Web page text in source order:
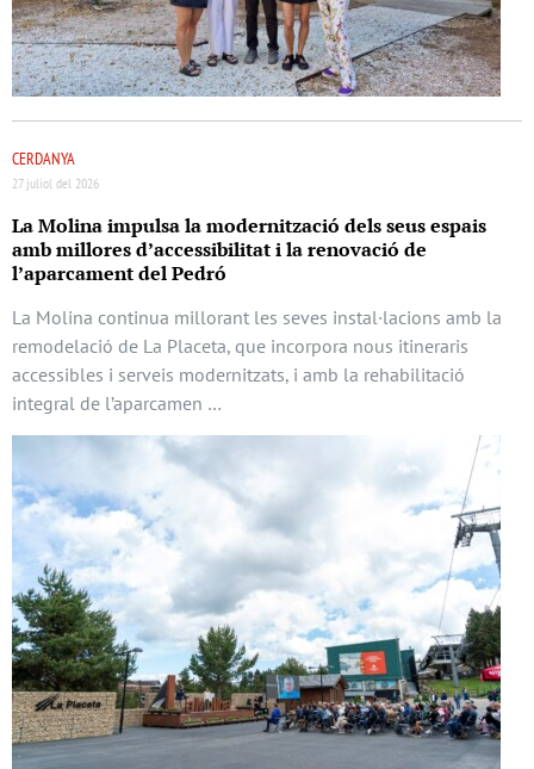
CERDANYA
27 juliol del 2026
La Molina impulsa la modernització dels seus espais
amb millores d’accessibilitat i la renovació de
l’aparcament del Pedró
La Molina continua millorant les seves instal·lacions amb la
remodelació de La Placeta, que incorpora nous itineraris
accessibles i serveis modernitzats, i amb la rehabilitació
integral de l’aparcamen …